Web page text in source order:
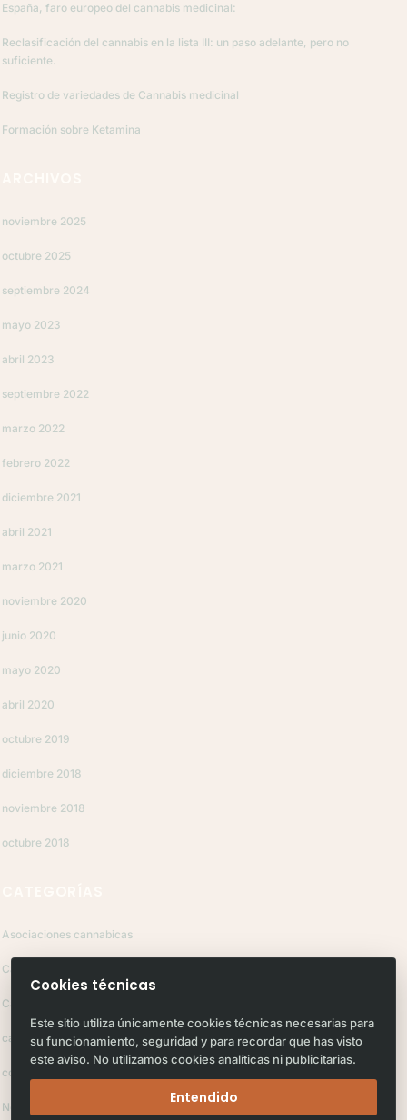
España, faro europeo del cannabis medicinal:
Reclasificación del cannabis en la lista III: un paso adelante, pero no
suficiente.
Registro de variedades de Cannabis medicinal
Formación sobre Ketamina
noviembre 2025
octubre 2025
septiembre 2024
mayo 2023
abril 2023
septiembre 2022
marzo 2022
febrero 2022
diciembre 2021
abril 2021
marzo 2021
noviembre 2020
junio 2020
mayo 2020
abril 2020
octubre 2019
diciembre 2018
noviembre 2018
octubre 2018
Asociaciones cannabicas
Cáñamo
Cannabis
cannabis medicinal
coronavirus
Noticias
Cookies técnicas
Este sitio utiliza únicamente cookies técnicas necesarias para
su funcionamiento, seguridad y para recordar que has visto
este aviso. No utilizamos cookies analíticas ni publicitarias.
Entendido